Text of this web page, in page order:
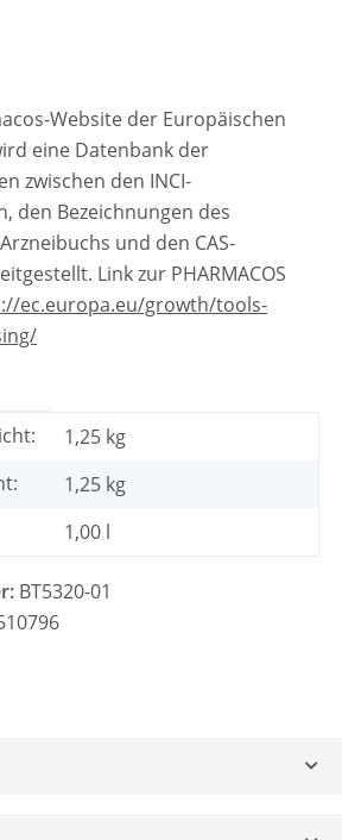
Website der Europäischen
eine Datenbank der
zwischen den INCI-
den Bezeichnungen des
und den CAS-
Link zur PHARMACOS
ec.europa.eu/growth/tools-
1,25 kg
1,25 kg
1,00 l
BT5320-01